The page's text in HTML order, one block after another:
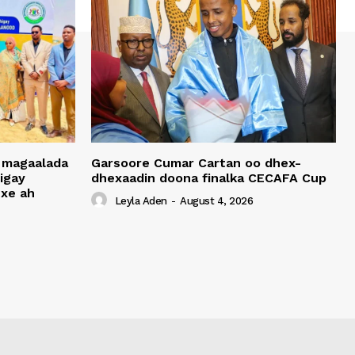
ah
Garsoore Cumar Cartan oo dhex-
dhexaadin doona finalka CECAFA Cup
Leyla Aden - August 4, 2026